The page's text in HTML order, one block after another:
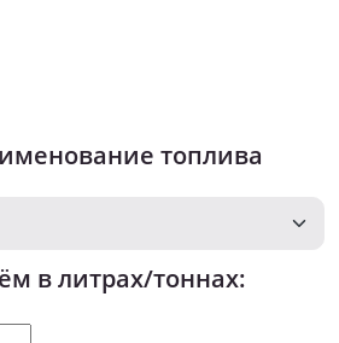
топлива
в литрах/тоннах: